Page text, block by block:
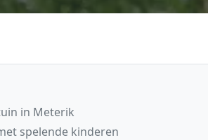
in Meterik
spelende kinderen